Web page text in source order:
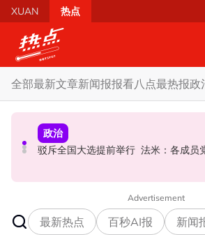
Skip to main content
XUAN 热点
全部最新文章新闻报报看八点最热报政
社会
黑木山关卡粉色行李箱引发炸弹惊魂 警方: 将调监控追查行
政治
驳斥全国大选提前举行
政治
特别点名望万、双溪乌浪 韩沙: 宏愿党也要守现有甲州议
Advertisement
最新热点 百秒AI报 新闻